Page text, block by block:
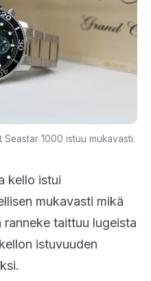
1000 istuu mukavasti.
kello istui
mukavasti mikä
taittuu lugeista
istuvuuden